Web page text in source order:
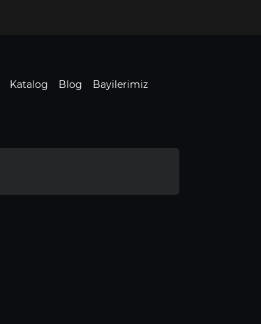
Katalog Blog Bayilerimiz